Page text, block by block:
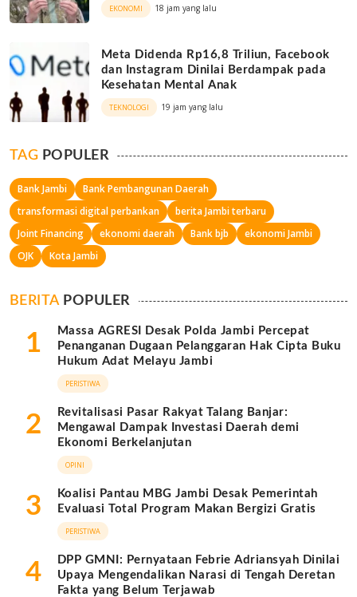
EKONOMI 18 jam yang lalu
Meta Didenda Rp16,8 Triliun, Facebook
dan Instagram Dinilai Berdampak pada
Kesehatan Mental Anak
TEKNOLOGI 19 jam yang lalu
TAG POPULER
Bank Jambi
Bank Pembangunan Daerah
transformasi digital perbankan
berita Jambi terbaru
Joint Financing
ekonomi daerah Bank bjb
ekonomi Jambi
OJK
Kota Jambi
BERITAPOPULER
1
Massa AGRESI Desak Polda Jambi Percepat
Penanganan Dugaan Pelanggaran Hak Cipta Buku
Hukum Adat Melayu Jambi
PERISTIWA
2
Revitalisasi Pasar Rakyat Talang Banjar:
Mengawal Dampak Investasi Daerah demi
Ekonomi Berkelanjutan
OPINI
3
Koalisi Pantau MBG Jambi Desak Pemerintah
Evaluasi Total Program Makan Bergizi Gratis
PERISTIWA
4
DPP GMNI: Pernyataan Febrie Adriansyah Dinilai
Upaya Mengendalikan Narasi di Tengah Deretan
Fakta yang Belum Terjawab